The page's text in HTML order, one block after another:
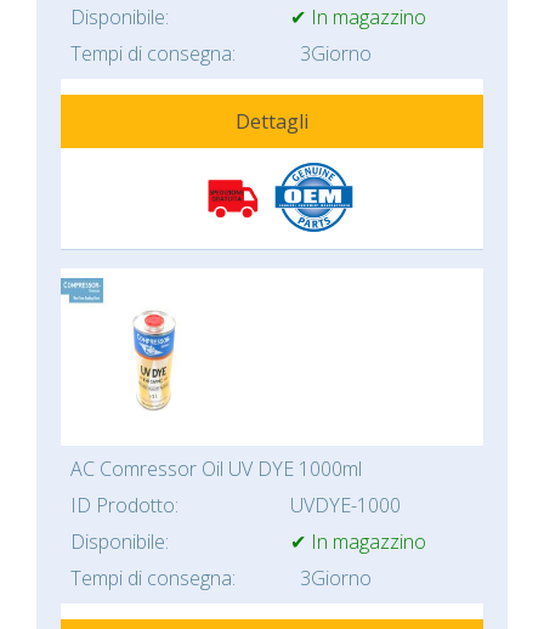
Disponibile:
✔ In magazzino
Tempi di consegna:
3Giorno
Dettagli
AC Comressor Oil UV DYE 1000ml
ID Prodotto:
UVDYE-1000
Disponibile:
✔ In magazzino
Tempi di consegna:
3Giorno